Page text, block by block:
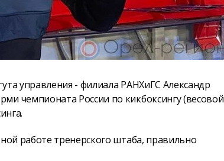
управления - филиала РАНХиГС Александр
чемпионата России по кикбоксингу (весовой
работе тренерского штаба, правильно